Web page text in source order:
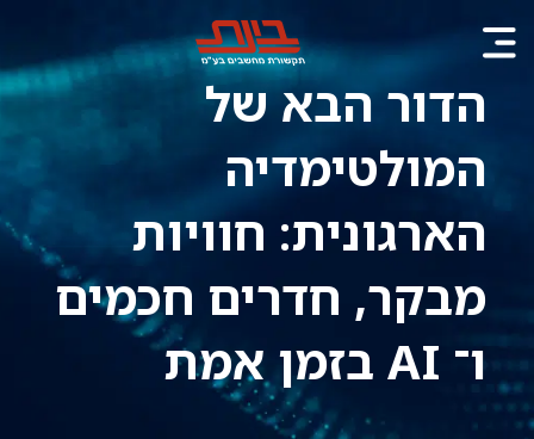
הדור הבא של
המולטימדיה
הארגונית: חוויות
מבקר, חדרים חכמים
ו־ AI בזמן אמת